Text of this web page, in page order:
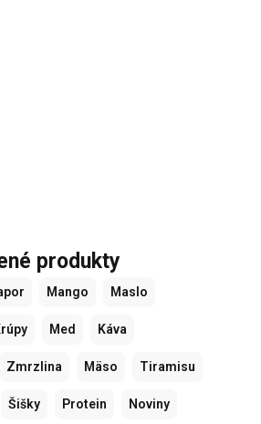
produkty
Mango Maslo
Med Káva
Zmrzlina Mäso Tiramisu
Šišky Protein Noviny